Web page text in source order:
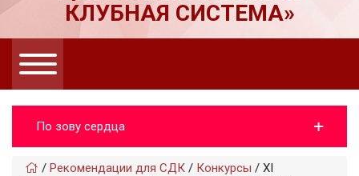
КЛУБНАЯ СИСТЕМА»
По зову сердца
/ Рекомендации для СДК / Конкурсы / XI